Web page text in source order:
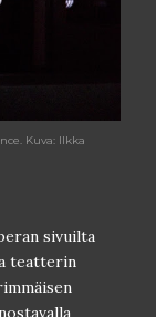
Kuva: Ilkka
sivuilta
teatterin